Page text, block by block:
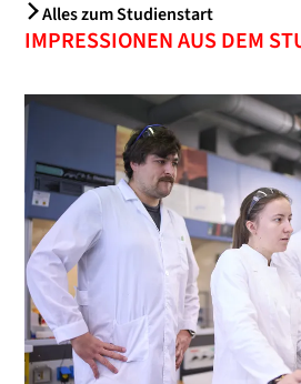
Alles zum Studienstart
IMPRESSIONEN AUS DEM